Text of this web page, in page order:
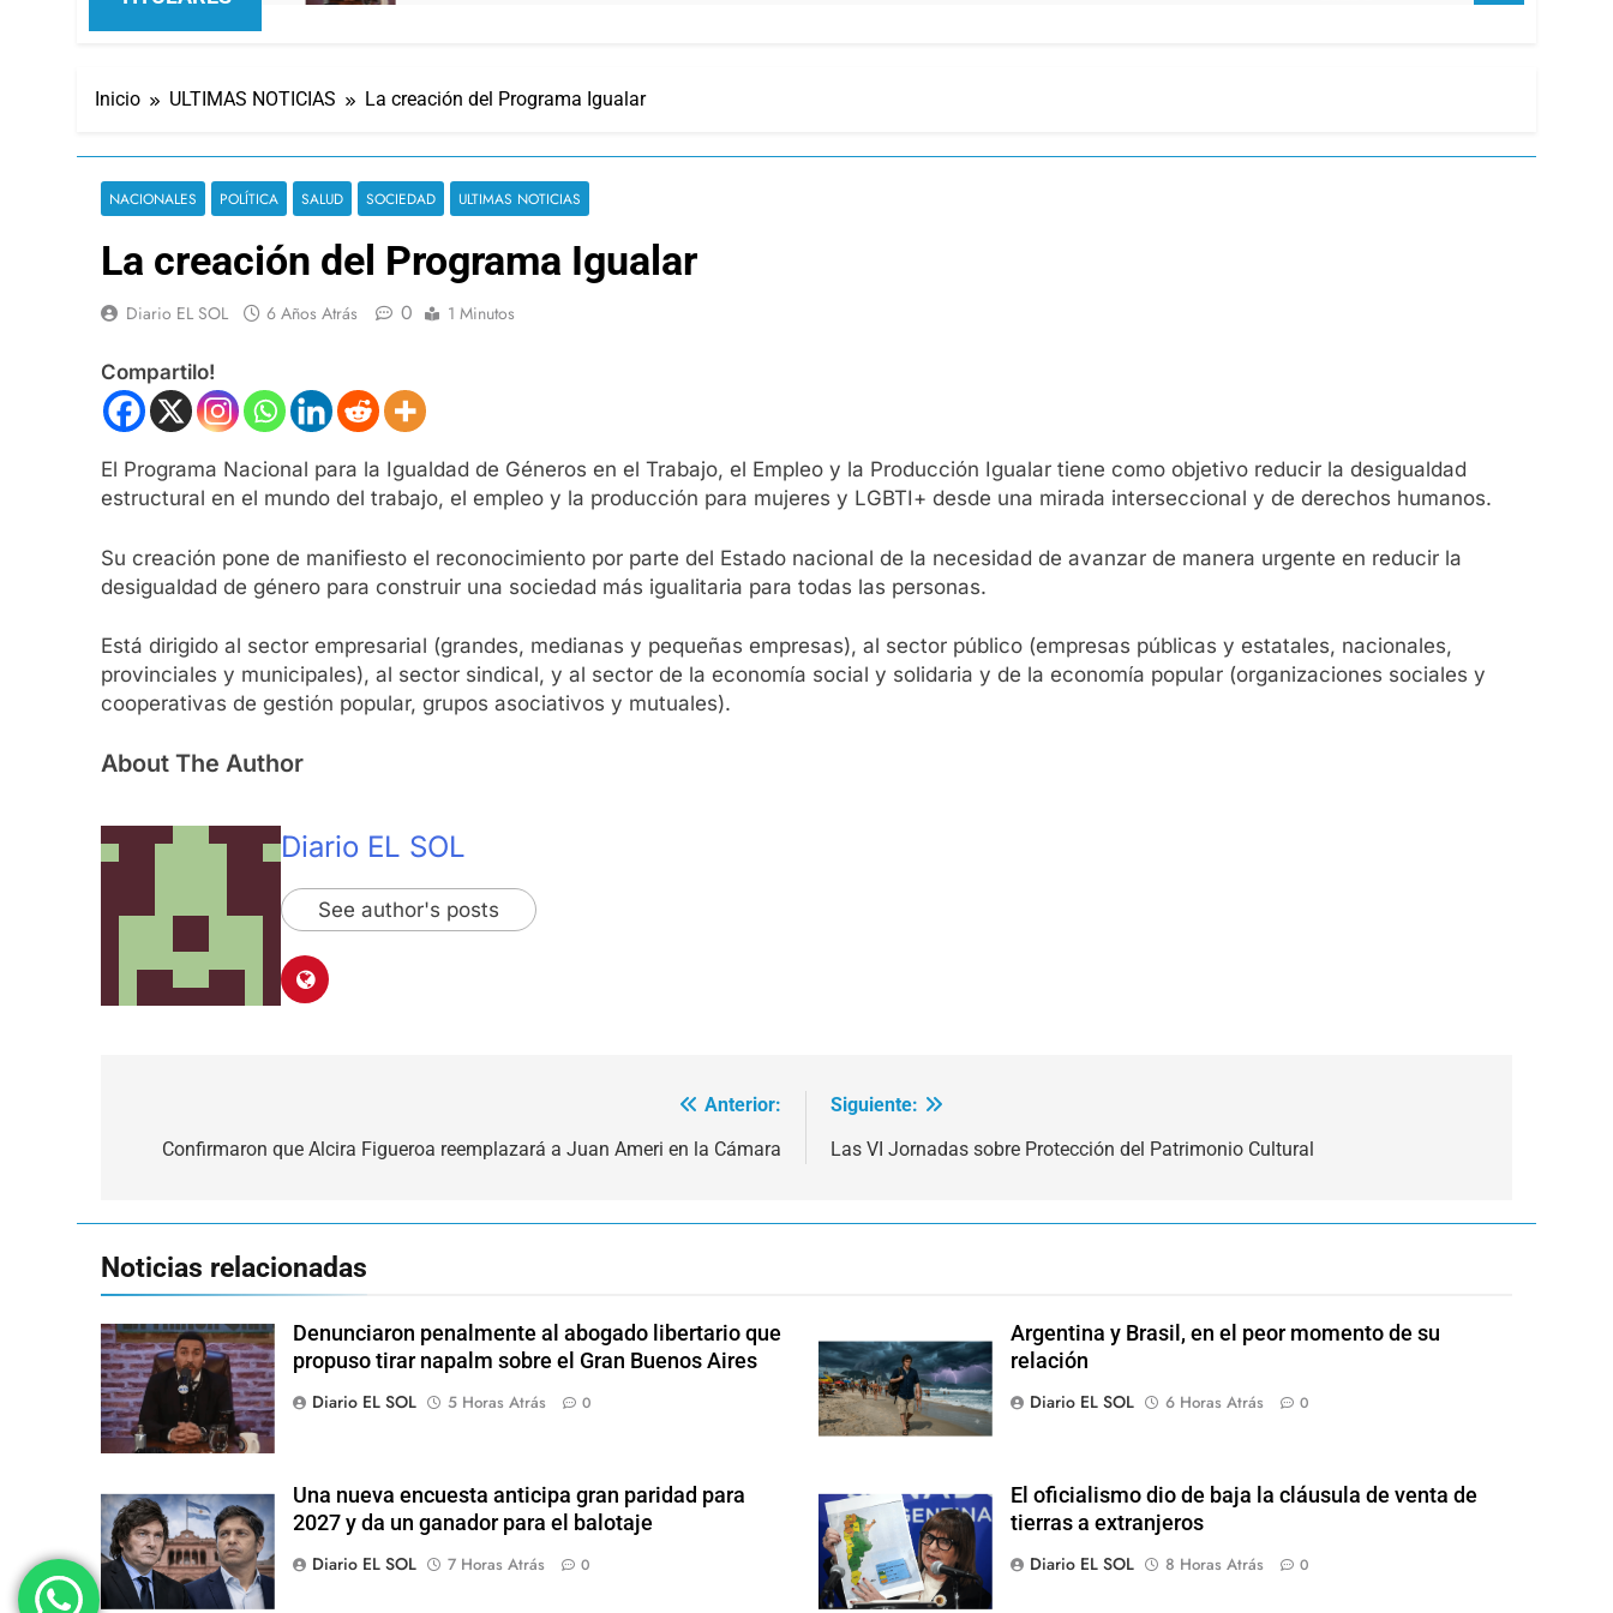
Inicio ULTIMAS NOTICIAS La creación del Programa Igualar
NACIONALES POLÍTICA SALUD SOCIEDAD ULTIMAS NOTICIAS
La creación del Programa Igualar
Diario EL SOL 6 Años Atrás 0 1 Minutos
Compartilo!
El Programa Nacional para la Igualdad de Géneros en el Trabajo, el Empleo y la Producción Igualar tiene como objetivo reducir la desigualdad
estructural en el mundo del trabajo, el empleo y la producción para mujeres y LGBTI+ desde una mirada interseccional y de derechos humanos.
Su creación pone de manifiesto el reconocimiento por parte del Estado nacional de la necesidad de avanzar de manera urgente en reducir la
desigualdad de género para construir una sociedad más igualitaria para todas las personas.
Está dirigido al sector empresarial (grandes, medianas y pequeñas empresas), al sector público (empresas públicas y estatales, nacionales,
provinciales y municipales), al sector sindical, y al sector de la economía social y solidaria y de la economía popular (organizaciones sociales y
cooperativas de gestión popular, grupos asociativos y mutuales).
About The Author
Diario EL SOL
See author's posts
Anterior:
Confirmaron que Alcira Figueroa reemplazará a Juan Ameri en la Cámara
Siguiente:
Las VI Jornadas sobre Protección del Patrimonio Cultural
Noticias relacionadas
Denunciaron penalmente al abogado libertario que
propuso tirar napalm sobre el Gran Buenos Aires
Diario EL SOL
5 Horas Atrás 0
Argentina y Brasil, en el peor momento de su
relación
Diario EL SOL
6 Horas Atrás 0
Una nueva encuesta anticipa gran paridad para
2027 y da un ganador para el balotaje
Diario EL SOL
7 Horas Atrás 0
El oficialismo dio de baja la cláusula de venta de
tierras a extranjeros
Diario EL SOL
8 Horas Atrás 0